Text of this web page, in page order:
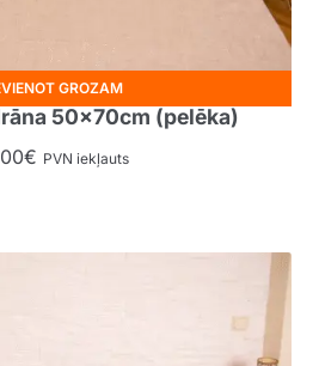
50x70cm (pelēka)
€ PVN iekļauts
GROZAM